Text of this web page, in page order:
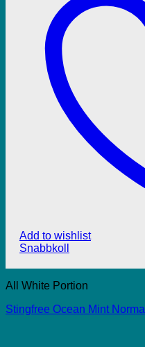
Add to wishlist
Snabbkoll
All White Portion
Stingfree Ocean Mint Normal